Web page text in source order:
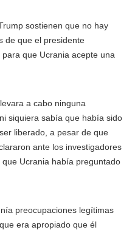
sostienen que no hay
de que el presidente
que Ucrania acepte una
a cabo ninguna
siquiera sabía que había sido
liberado, a pesar de que
ante los investigadores
Ucrania había preguntado
preocupaciones legítimas
era apropiado que él